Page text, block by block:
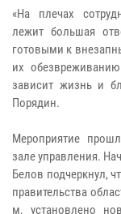
«На плечах
лежит большая
готовыми к
их
зависит жизнь и
Порядин.
Мероприятие
зале управления.
Белов подчеркнул,
правительства
м, установлено